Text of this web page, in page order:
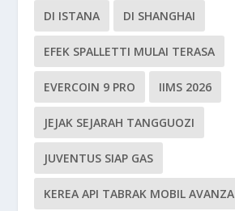
DI ISTANA DI SHANGHAI
EFEK SPALLETTI MULAI TERASA
EVERCOIN 9 PRO IIMS 2026
JEJAK SEJARAH TANGGUOZI
JUVENTUS SIAP GAS
KEREA API TABRAK MOBIL AVANZA